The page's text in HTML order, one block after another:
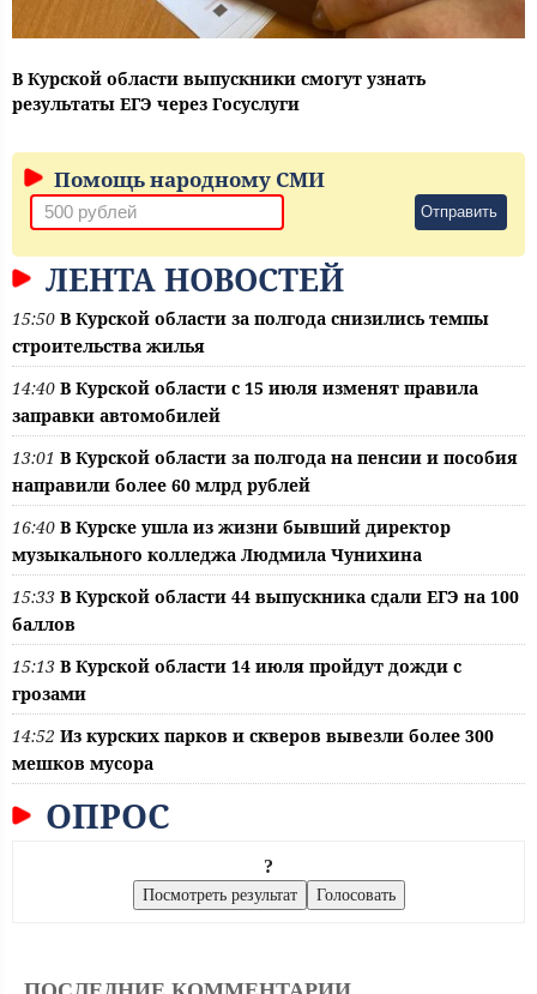
В Курской области выпускники смогут узнать
результаты ЕГЭ через Госуслуги
Помощь народному СМИ
Отправить
ЛЕНТА НОВОСТЕЙ
15:50 В Курской области за полгода снизились темпы
строительства жилья
14:40 В Курской области с 15 июля изменят правила
заправки автомобилей
13:01 В Курской области за полгода на пенсии и пособия
направили более 60 млрд рублей
16:40 В Курске ушла из жизни бывший директор
музыкального колледжа Людмила Чунихина
15:33 В Курской области 44 выпускника сдали ЕГЭ на 100
баллов
15:13 В Курской области 14 июля пройдут дожди с
грозами
14:52 Из курских парков и скверов вывезли более 300
мешков мусора
ОПРОС
?